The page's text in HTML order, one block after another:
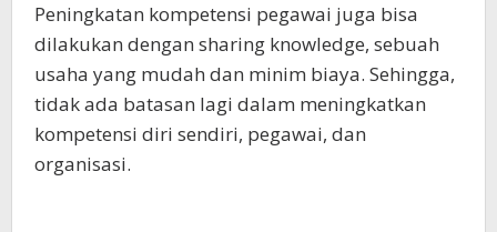
Peningkatan kompetensi pegawai juga bisa
dilakukan dengan sharing knowledge, sebuah
usaha yang mudah dan minim biaya. Sehingga,
tidak ada batasan lagi dalam meningkatkan
kompetensi diri sendiri, pegawai, dan
organisasi.